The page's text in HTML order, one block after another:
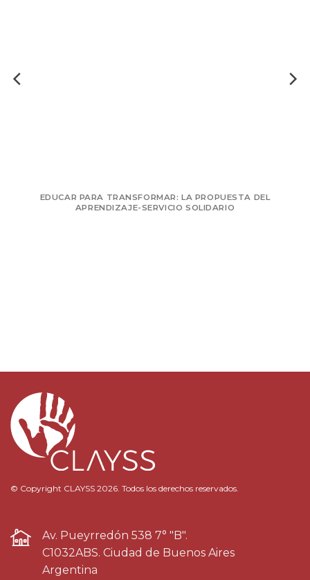
EDUCAR PARA TRANSFORMAR: LA PROPUESTA DEL
APRENDIZAJE-SERVICIO SOLIDARIO
© Copyright CLAYSS 2026. Todos los derechos reservados.
Av. Pueyrredón 538 7° "B".
C1032ABS. Ciudad de Buenos Aires
Argentina